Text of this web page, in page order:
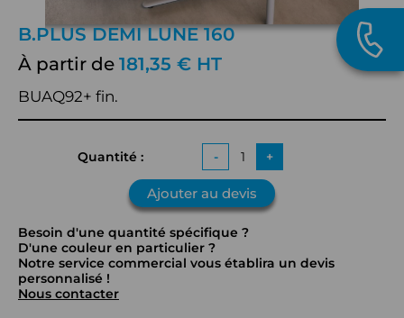
B.PLUS DEMI LUNE 160
À partir de 181,35 € HT
BUAQ92+ fin.
Quantité : - +
Ajouter au devis
Besoin d'une quantité spécifique ?
D'une couleur en particulier ?
Notre service commercial vous établira un devis
personnalisé !
Nous contacter